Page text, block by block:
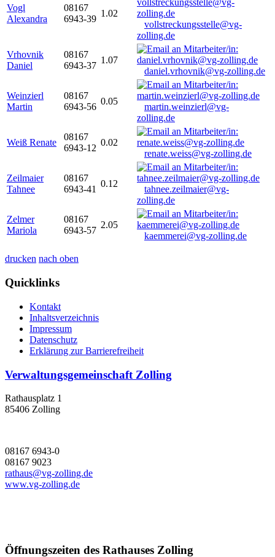
Vogl
Alexandra
08167
6943-39
1.02
vollstreckungsstelle@vg-
zolling.de
Vrhovnik
Daniel
08167
6943-37
1.07
daniel.vrhovnik@vg-zolling.de
Weinzierl
Martin
08167
6943-56
0.05
martin.weinzierl@vg-
zolling.de
Weiß Renate
08167
6943-12
0.02
renate.weiss@vg-zolling.de
Zeilmaier
Tahnee
08167
6943-41
0.12
tahnee.zeilmaier@vg-
zolling.de
Zelmer
Mariola
08167
6943-57
2.05
kaemmerei@vg-zolling.de
drucken nach oben
Quicklinks
Kontakt
Inhaltsverzeichnis
Impressum
Datenschutz
Erklärung zur Barrierefreiheit
Verwaltungsgemeinschaft Zolling
Rathausplatz 1
85406 Zolling
08167 6943-0
08167 9023
rathaus@vg-zolling.de
www.vg-zolling.de
Öffnungszeiten des Rathauses Zolling